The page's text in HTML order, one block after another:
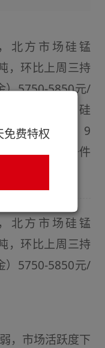
北方市场硅锰
，环比上周三持
）5750-5850元/
体来看，短期硅
应持续增加，9
在这三方面条件
望运行。
北方市场硅锰
，环比上周三持
）5750-5850元/
，市场活跃度下
免费特权